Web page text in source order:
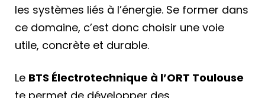
les systèmes liés à l’énergie. Se former dans
ce domaine, c’est donc choisir une voie
utile, concrète et durable.
Le BTS Électrotechnique à l’ORT Toulouse